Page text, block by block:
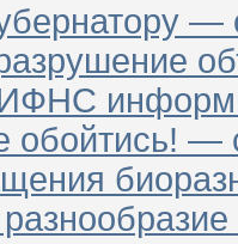
—
обойтись!